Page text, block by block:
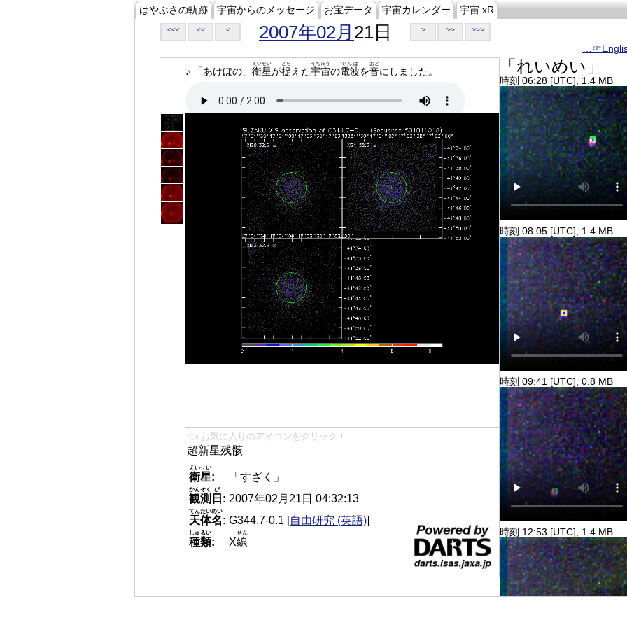
はやぶさの軌跡 宇宙からのメッセージ お宝データ 宇宙カレンダー 宇宙 xR
<<< << < 2007年02月 21日 > >> >>>
♪ 「あけぼの」 衛星
えいせい
が捉
とら
えた宇宙
うちゅう
の電波
でんぱ
を音
おと
にしました。
👈 お気に入りのアイコンをクリック！
超新星残骸
衛星
えいせい
:
「すざく」
観測
かんそく
日
び
: 2007年02月21日 04:32:13
天体名
てんたいめい
: G344.7-0.1 [自由研究 (英語)]
種類
しゅるい
: X線
せん
「れいめい」
時刻 06:28 [UTC], 1.4 MB
時刻 08:05 [UTC], 1.4 MB
時刻 09:41 [UTC], 0.8 MB
時刻 12:53 [UTC], 1.4 MB